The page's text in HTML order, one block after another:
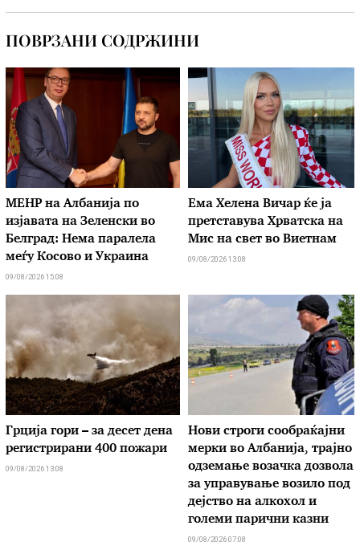
ПОВРЗАНИ СОДРЖИНИ
МЕНР на Албанија по
изјавата на Зеленски во
Белград: Нема паралела
меѓу Косово и Украина
09/08/2026 15:08
Ема Хелена Вичар ќе ја
претставува Хрватска на
Мис на свет во Виетнам
09/08/2026 13:08
Грција гори – за десет дена
регистрирани 400 пожари
09/08/2026 13:08
Нови строги сообраќајни
мерки во Aлбанија, трајно
одземање возачка дозвола
за управување возило под
дејство на алкохол и
големи парични казни
09/08/2026 07:08